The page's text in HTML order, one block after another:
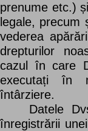
prenume etc.)
legale, precum
vederea
drepturilor
cazul în care
executați în
întârziere.
Datele Dvs.
înregistrării